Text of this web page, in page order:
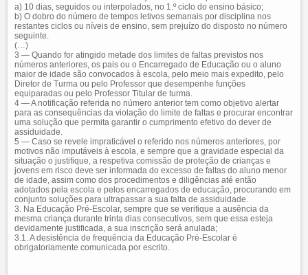
a) 10 dias, seguidos ou interpolados, no 1.º ciclo do ensino básico;
b) O dobro do número de tempos letivos semanais por disciplina nos
restantes ciclos ou níveis de ensino, sem prejuízo do disposto no número
seguinte.
(…)
3 — Quando for atingido metade dos limites de faltas previstos nos
números anteriores, os pais ou o Encarregado de Educação ou o aluno
maior de idade são convocados à escola, pelo meio mais expedito, pelo
Diretor de Turma ou pelo Professor que desempenhe funções
equiparadas ou pelo Professor Titular de turma.
4 — A notificação referida no número anterior tem como objetivo alertar
para as consequências da violação do limite de faltas e procurar encontrar
uma solução que permita garantir o cumprimento efetivo do dever de
assiduidade.
5 — Caso se revele impraticável o referido nos números anteriores, por
motivos não imputáveis à escola, e sempre que a gravidade especial da
situação o justifique, a respetiva comissão de proteção de crianças e
jovens em risco deve ser informada do excesso de faltas do aluno menor
de idade, assim como dos procedimentos e diligências até então
adotados pela escola e pelos encarregados de educação, procurando em
conjunto soluções para ultrapassar a sua falta de assiduidade.
3. Na Educação Pré-Escolar, sempre que se verifique a ausência da
mesma criança durante trinta dias consecutivos, sem que essa esteja
devidamente justificada, a sua inscrição será anulada;
3.1. A desistência de frequência da Educação Pré-Escolar é
obrigatoriamente comunicada por escrito.